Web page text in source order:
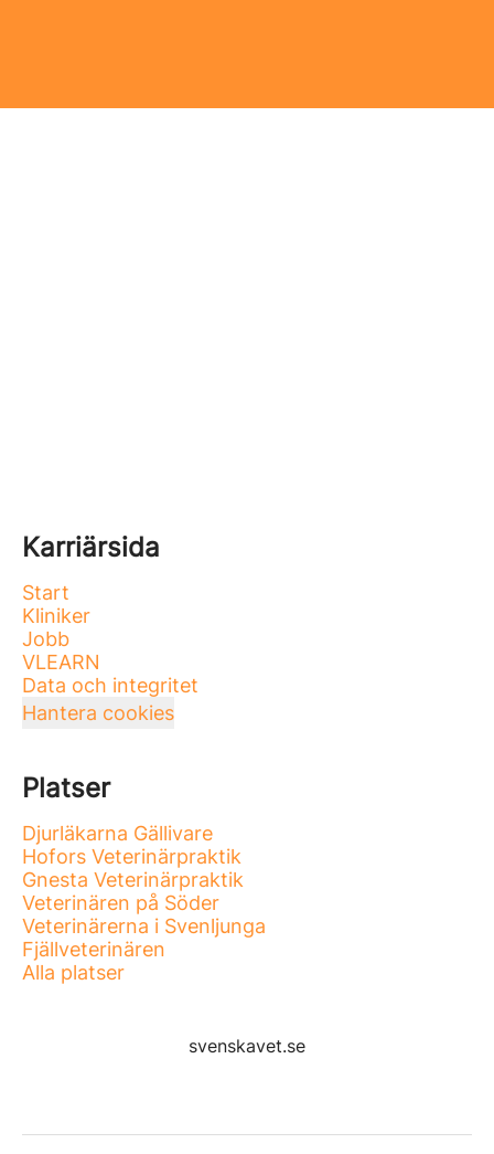
Karriärsida
Start
Kliniker
Jobb
VLEARN
Data och integritet
Hantera cookies
Platser
Djurläkarna Gällivare
Hofors Veterinärpraktik
Gnesta Veterinärpraktik
Veterinären på Söder
Veterinärerna i Svenljunga
Fjällveterinären
Alla platser
svenskavet.se